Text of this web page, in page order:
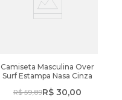
Camiseta Masculina Over
Surf Estampa Nasa Cinza
R$ 59,89R$ 30,00